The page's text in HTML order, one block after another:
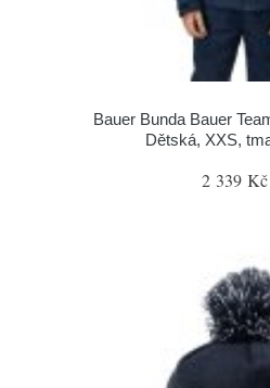
Bauer Bunda Bauer
Dětská, XXS,
2 339 Kč